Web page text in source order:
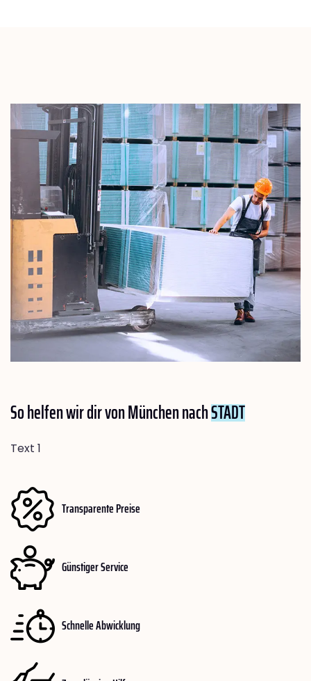
So helfen wir dir von München nachSTADT
Text 1
Transparente Preise
Günstiger Service
Schnelle Abwicklung